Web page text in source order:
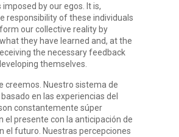
by our egos. It is,
responsibility of these individuals
our collective reality by
they have learned and, at the
the necessary feedback
themselves.
creemos. Nuestro sistema de
en las experiencias del
constantemente súper
el presente con la anticipación de
el futuro. Nuestras percepciones